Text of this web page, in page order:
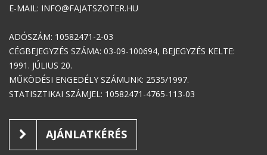
E-MAIL: INFO@FAJATSZOTER.HU
ADÓSZÁM: 10582471-2-03
CÉGBEJEGYZÉS SZÁMA: 03-09-100694, BEJEGYZÉS KELTE:
1991. JÚLIUS 20.
MŰKÖDÉSI ENGEDÉLY SZÁMUNK: 2535/1997.
STATISZTIKAI SZÁMJEL: 10582471-4765-113-03
AJÁNLATKÉRÉS